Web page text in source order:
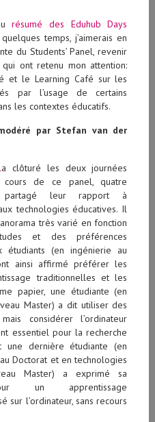
résumé des Eduhub Days
temps, j’aimerais en
du Students’ Panel, revenir
ont retenu mon attention:
et le Learning Café sur les
par l’usage de certains
les contextes éducatifs.
par Stefan van der
a clôturé les deux journées
cours de ce panel, quatre
partagé leur rapport à
technologies éducatives. Il
très varié en fonction
et des préférences
étudiants (en ingénierie au
ainsi affirmé préférer les
traditionnelles et les
papier, une étudiante (en
Master) a dit utiliser des
considérer l’ordinateur
essentiel pour la recherche
dernière étudiante (en
Doctorat et en technologies
Master) a exprimé sa
un apprentissage
sur l’ordinateur, sans recours